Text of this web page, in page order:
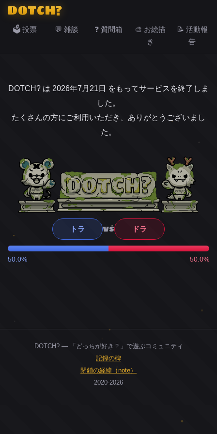
DOTCH?
🗳️ 投票 💬 雑談 ❓ 質問箱
🎨 お絵描
き
📝 活動報
告
DOTCH? は 2026年7月21日 をもってサービスを終了しま
した。
たくさんの方にご利用いただき、ありがとうございまし
た。
トラ VS ドラ
50.0% 50.0%
DOTCH? — 「どっちが好き？」で遊ぶコミュニティ
記録の碑
閉鎖の経緯（note）
2020-2026